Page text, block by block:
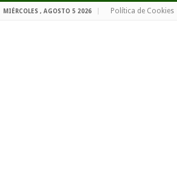
MIÉRCOLES , AGOSTO 5 2026 Política de Cookies